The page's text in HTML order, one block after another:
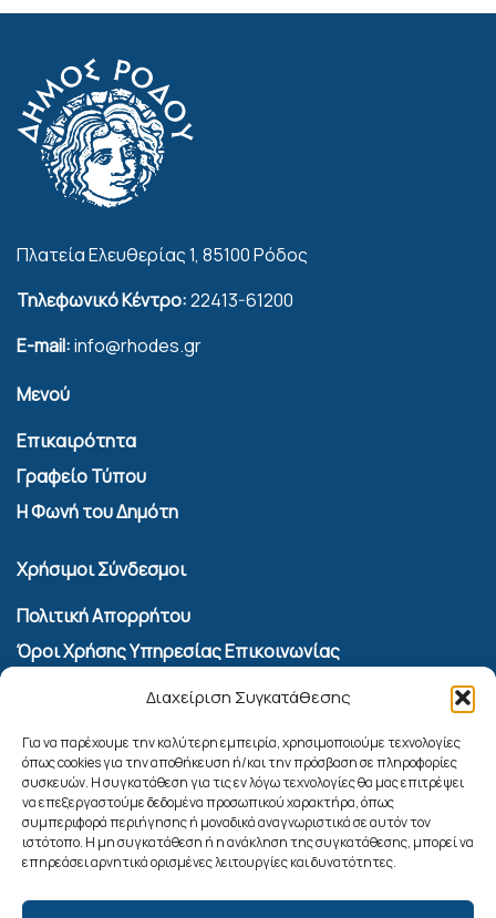
Διαχείριση Συγκατάθεσης
Για να παρέχουμε την καλύτερη εμπειρία, χρησιμοποιούμε τεχνολογίες
όπως cookies για την αποθήκευση ή/και την πρόσβαση σε πληροφορίες
συσκευών. Η συγκατάθεση για τις εν λόγω τεχνολογίες θα μας επιτρέψει
να επεξεργαστούμε δεδομένα προσωπικού χαρακτήρα, όπως
συμπεριφορά περιήγησης ή μοναδικά αναγνωριστικά σε αυτόν τον
ιστότοπο. Η μη συγκατάθεση ή η ανάκληση της συγκατάθεσης, μπορεί να
επηρεάσει αρνητικά ορισμένες λειτουργίες και δυνατότητες.
Πλατεία Ελευθερίας 1, 85100 Ρόδος
Τηλεφωνικό Κέντρο:22413-61200
E-mail:info@rhodes.gr
Μενού
Επικαιρότητα
Γραφείο Τύπου
Η Φωνή του Δημότη
Χρήσιμοι Σύνδεσμοι
Πολιτική Απορρήτου
Όροι Χρήσης Υπηρεσίας Επικοινωνίας
Πολιτική Cookies (ΕΕ)
Αναζήτηση